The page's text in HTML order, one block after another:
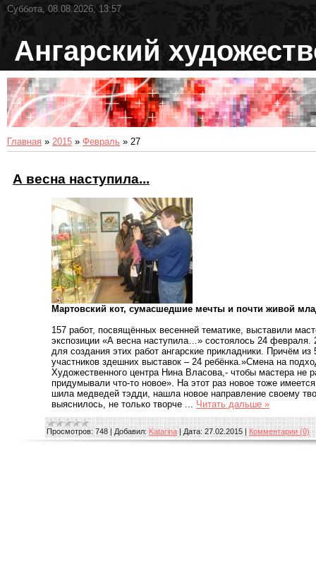
Суббота, 08.08.2026, 13:57
Ангарский
Главная » 2015 » Февраль » 27
А весна наступила...
Мартовский кот, сумасшедшие мечты и почти живой
157 работ, посвящённых весенней тематике, выставили
экспозиции «А весна наступила…» состоялось 24 февраля.
для создания этих работ ангарские прикладники. Причём
участников здешних выставок – 24 ребёнка.»Смена на
Художественного центра Нина Власова,- чтобы мастера не
придумывали что-то новое». На этот раз новое тоже
шила медведей тэдди, нашла новое направление своему
выяснилось, не только творче ... Читать дальше »
Просмотров: 748 | Добавил: Katarina | Дата: 27.02.2015 | Комментарии (0)